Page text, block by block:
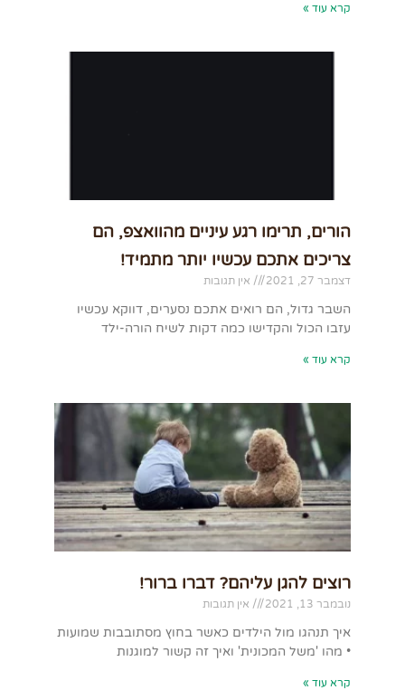
קרא עוד »
הורים, תרימו רגע עיניים מהוואצפ, הם
צריכים אתכם עכשיו יותר מתמיד!
דצמבר 27, 2021 אין תגובות
השבר גדול, הם רואים אתכם נסערים, דווקא עכשיו
עזבו הכול והקדישו כמה דקות לשיח הורה-ילד
קרא עוד »
רוצים להגן עליהם? דברו ברור!
נובמבר 13, 2021 אין תגובות
איך תנהגו מול הילדים כאשר בחוץ מסתובבות שמועות
• מהו 'משל המכונית' ואיך זה קשור למוגנות
קרא עוד »